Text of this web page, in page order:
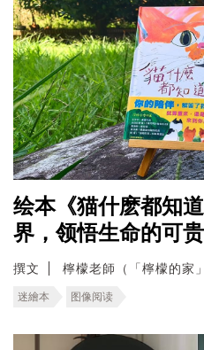
绘本《猫什麽都知
界，领悟生命的可贵
撰文 檸檬老師（「檸檬的家
迷繪本 图像阅读